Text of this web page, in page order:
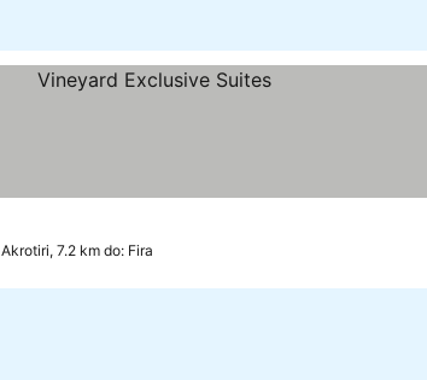
Akrotiri, 7.2 km do: Fira